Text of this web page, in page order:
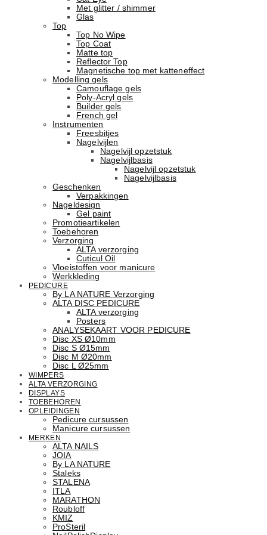
Met glitter / shimmer
Glas
Top
Top No Wipe
Top Coat
Matte top
Reflector Top
Magnetische top met katteneffect
Modelling gels
Camouflage gels
Poly-Acryl gels
Builder gels
French gel
Instrumenten
Freesbitjes
Nagelvijlen
Nagelvijl opzetstuk
Nagelvijlbasis
Nagelvijl opzetstuk
Nagelvijlbasis
Geschenken
Verpakkingen
Nageldesign
Gel paint
Promotieartikelen
Toebehoren
Verzorging
ALTA verzorging
Cuticul Oil
Vloeistoffen voor manicure
Werkkleding
PEDICURE
By LA NATURE Verzorging
ALTA DISC PEDICURE
ALTA verzorging
Posters
ANALYSEKAART VOOR PEDICURE
Disc XS Ø10mm
Disc S Ø15mm
Disc M Ø20mm
Disc L Ø25mm
WIMPERS
ALTA VERZORGING
DISPLAYS
TOEBEHOREN
OPLEIDINGEN
Pedicure cursussen
Manicure cursussen
MERKEN
ALTA NAILS
JOIA
By LA NATURE
Staleks
STALENA
ITLA
MARATHON
Roubloff
KMIZ
ProSteril